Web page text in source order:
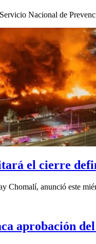
Nacional de
el cierre
Chomalí, anunció este
aprobación